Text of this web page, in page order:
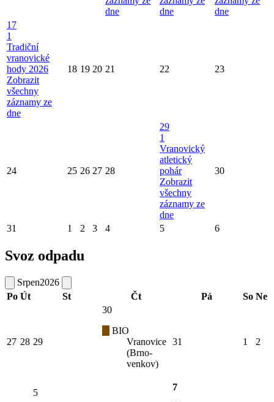
dne
dne
dne
17
1
Tradiční
vranovické
hody 2026
Zobrazit
všechny
záznamy ze
dne
18 19 20 21 22 23
24 25 26 27 28
29
1
Vranovický
atletický
pohár
Zobrazit
všechny
záznamy ze
dne
30
31 1 2 3 4 5 6
Svoz odpadu
Srpen2026
Po Út St Čt Pá So Ne
27 28 29
30
BIO
Vranovice
(Brno-
venkov)
31 1 2
5
7